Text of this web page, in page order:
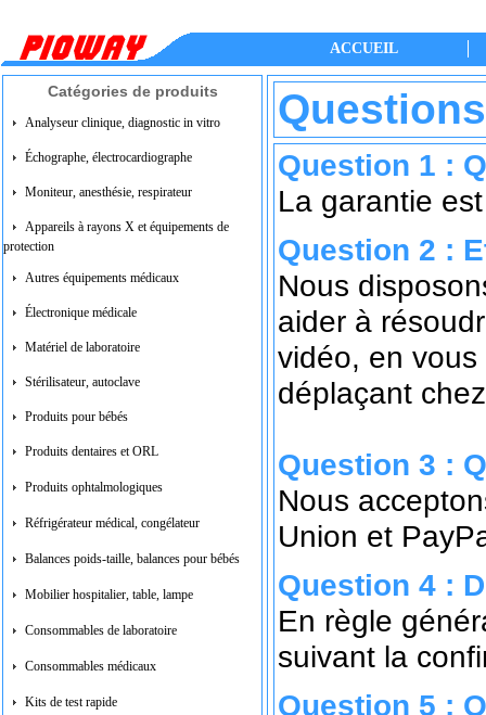
ACCUEIL
Catégories de produits
Analyseur clinique, diagnostic in vitro
Échographe, électrocardiographe
Moniteur, anesthésie, respirateur
Appareils à rayons X et équipements de
protection
Autres équipements médicaux
Électronique médicale
Matériel de laboratoire
Stérilisateur, autoclave
Produits pour bébés
Produits dentaires et ORL
Produits ophtalmologiques
Réfrigérateur médical, congélateur
Balances poids-taille, balances pour bébés
Mobilier hospitalier, table, lampe
Consommables de laboratoire
Consommables médicaux
Kits de test rapide
Question 1 :
La garantie
Question 2 :
Nous
aider à
vidéo, en
déplaçant
Question 3 :
Nous
Union et
Question 4 :
En règle
suivant la
Question 5 :